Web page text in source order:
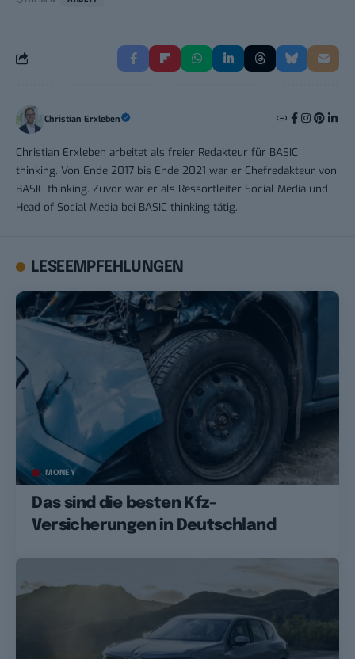
Christian Erxleben
Christian Erxleben arbeitet als freier Redakteur für BASIC
thinking. Von Ende 2017 bis Ende 2021 war er Chefredakteur von
BASIC thinking. Zuvor war er als Ressortleiter Social Media und
Head of Social Media bei BASIC thinking tätig.
LESEEMPFEHLUNGEN
MONEY
Das sind die besten Kfz-
Versicherungen in Deutschland